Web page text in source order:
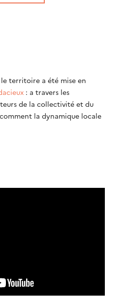
territoire a été mise en
: a travers les
de la collectivité et du
la dynamique locale